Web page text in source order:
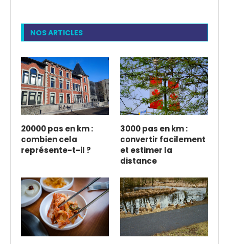
NOS ARTICLES
20000 pas en km :
combien cela
représente-t-il ?
3000 pas en km :
convertir facilement
et estimer la
distance